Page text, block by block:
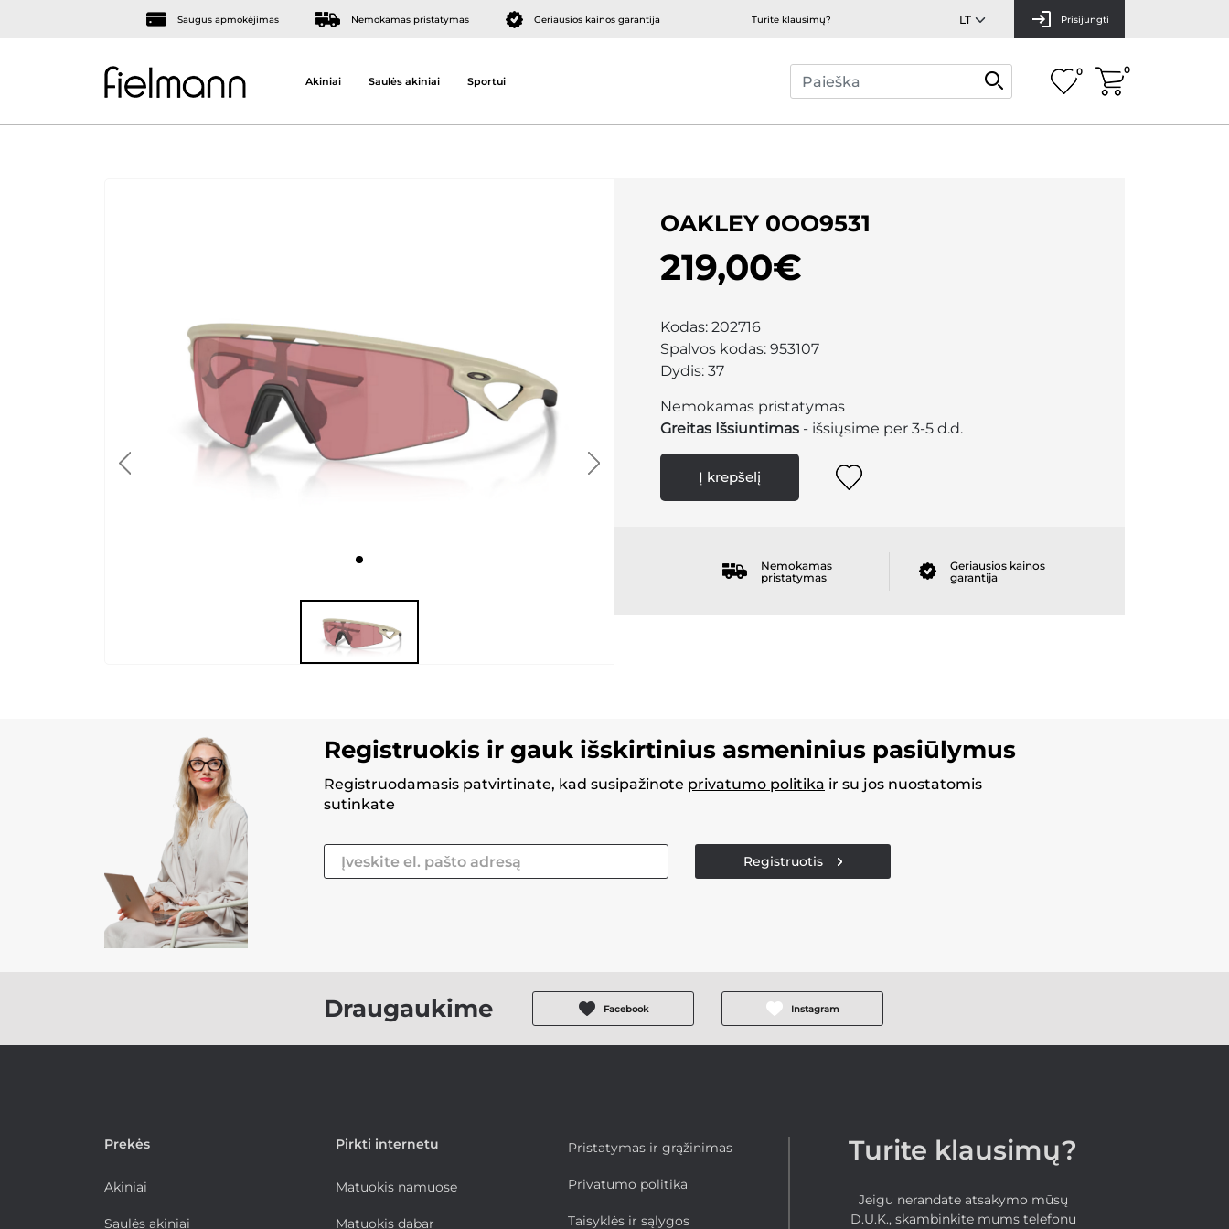
Saugus apmokėjimas Nemokamas pristatymas Geriausios kainos garantija Turite klausimų? Prisijungti
Akiniai Saulės akiniai Sportui
0 0
OAKLEY 0OO9531
219,00€
Kodas: 202716
Spalvos kodas: 953107
Dydis: 37
Nemokamas pristatymas
Greitas Išsiuntimas - išsiųsime per 3-5 d.d.
Į krepšelį
Nemokamas
pristatymas
Geriausios kainos
garantija
Registruokis ir gauk išskirtinius asmeninius pasiūlymus
Registruodamasis patvirtinate, kad susipažinote privatumo politika ir su jos nuostatomis
sutinkate
Registruotis
Draugaukime Facebook Instagram
Prekės
Akiniai
Saulės akiniai
Pirkti internetu
Matuokis namuose
Matuokis dabar
Pristatymas ir grąžinimas
Privatumo politika
Taisyklės ir sąlygos
Turite klausimų?
Jeigu nerandate atsakymo mūsų
D.U.K., skambinkite mums telefonu